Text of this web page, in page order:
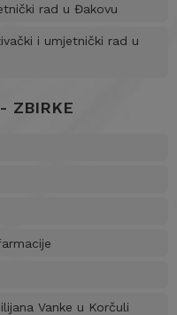
rad u Đakovu
i umjetnički rad u
ZBIRKE
Vanke u Korčuli